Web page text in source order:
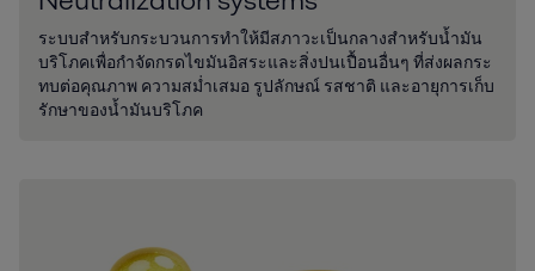
ระบบสำหรับกระบวนการทำให้มีสภาวะเป็นกลางสำหรับน้ำมัน
บริโภคเพื่อกำจัดกรดไขมันอิสระและสิ่งปนเปื้อนอื่นๆ ที่ส่งผลกระ
ทบต่อคุณภาพ ความสม่ำเสมอ รูปลักษณ์ รสชาติ และอายุการเก็บ
รักษาของน้ำมันบริโภค